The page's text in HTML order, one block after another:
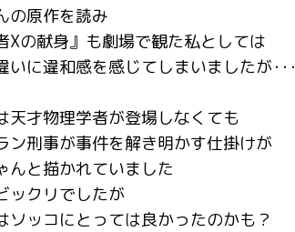
の原作を読み
Xの献身』も劇場で観た私としては
いに違和感を感じてしまいましたが･･･
天才物理学者が登場しなくても
ン刑事が事件を解き明かす仕掛けが
んと描かれていました
ックリでしたが
ソッコにとっては良かったのかも？